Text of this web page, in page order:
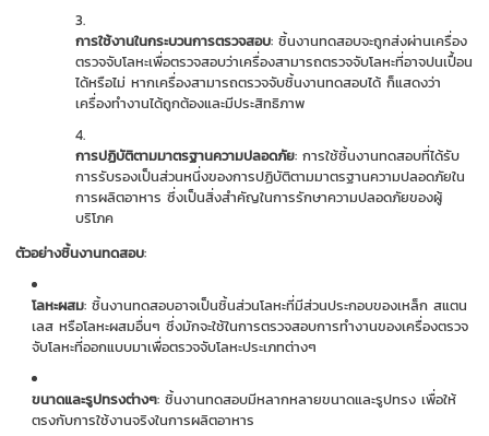
การใช้งานในกระบวนการตรวจสอบ: ชิ้นงานทดสอบจะถูกส่งผ่านเครื่อง
ตรวจจับโลหะเพื่อตรวจสอบว่าเครื่องสามารถตรวจจับโลหะที่อาจปนเปื้อน
ได้หรือไม่ หากเครื่องสามารถตรวจจับชิ้นงานทดสอบได้ ก็แสดงว่า
เครื่องทำงานได้ถูกต้องและมีประสิทธิภาพ
การปฏิบัติตามมาตรฐานความปลอดภัย: การใช้ชิ้นงานทดสอบที่ได้รับ
การรับรองเป็นส่วนหนึ่งของการปฏิบัติตามมาตรฐานความปลอดภัยใน
การผลิตอาหาร ซึ่งเป็นสิ่งสำคัญในการรักษาความปลอดภัยของผู้
บริโภค
ตัวอย่างชิ้นงานทดสอบ:
โลหะผสม: ชิ้นงานทดสอบอาจเป็นชิ้นส่วนโลหะที่มีส่วนประกอบของเหล็ก สแตน
เลส หรือโลหะผสมอื่นๆ ซึ่งมักจะใช้ในการตรวจสอบการทำงานของเครื่องตรวจ
จับโลหะที่ออกแบบมาเพื่อตรวจจับโลหะประเภทต่างๆ
ขนาดและรูปทรงต่างๆ: ชิ้นงานทดสอบมีหลากหลายขนาดและรูปทรง เพื่อให้
ตรงกับการใช้งานจริงในการผลิตอาหาร